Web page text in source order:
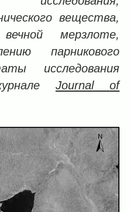
вещества,
мерзлоте,
парникового
исследования
Journal
of